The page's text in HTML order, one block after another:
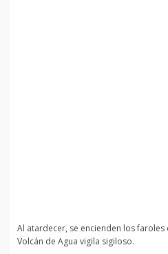
Al atardecer, se encienden los faroles
Volcán de Agua vigila sigiloso.